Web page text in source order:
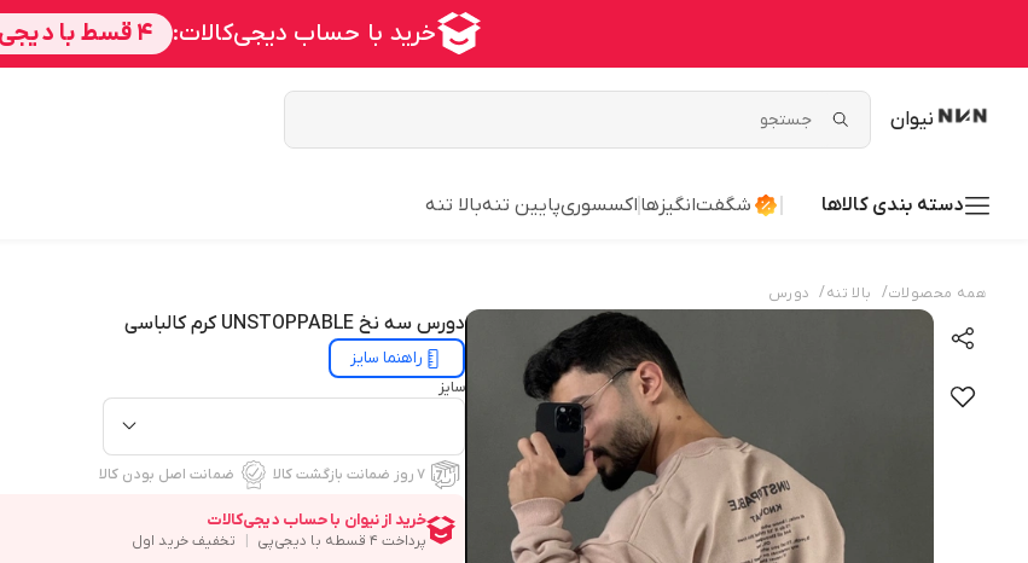
نیوان
دسته بندی کالاها شگفت‌انگیزها اکسسوریپایین تنهبالا تنه
همه محصولات/ بالا تنه/ دورس
دورس سه نخ UNSTOPPABLE کرم کالباسی
راهنما سایز
سایز
۷ روز ضمانت بازگشت کالا ضمانت اصل بودن کالا